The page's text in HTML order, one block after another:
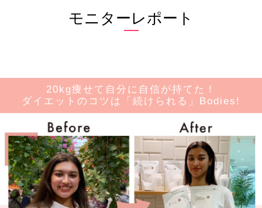
モニターレポート
20kg痩せて自分に自信が持てた！
ダイエットのコツは「続けられる」Bodies!